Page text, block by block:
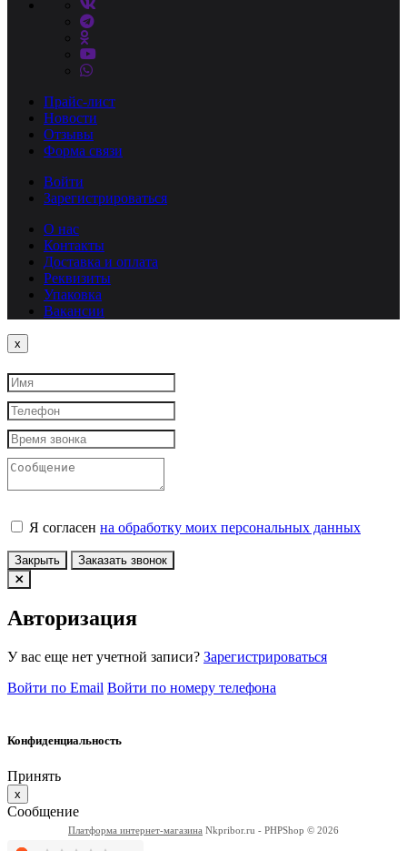
Прайс-лист
Новости
Отзывы
Форма связи
Войти
Зарегистрироваться
О нас
Контакты
Доставка и оплата
Реквизиты
Упаковка
Вакансии
x
Я согласен на обработку моих персональных данных
Закрыть Заказать звонок
Авторизация
У вас еще нет учетной записи? Зарегистрироваться
Войти по Email Войти по номеру телефона
Конфиденциальность
Принять
x
Сообщение
Платформа интернет-магазина Nkpribor.ru - PHPShop © 2026